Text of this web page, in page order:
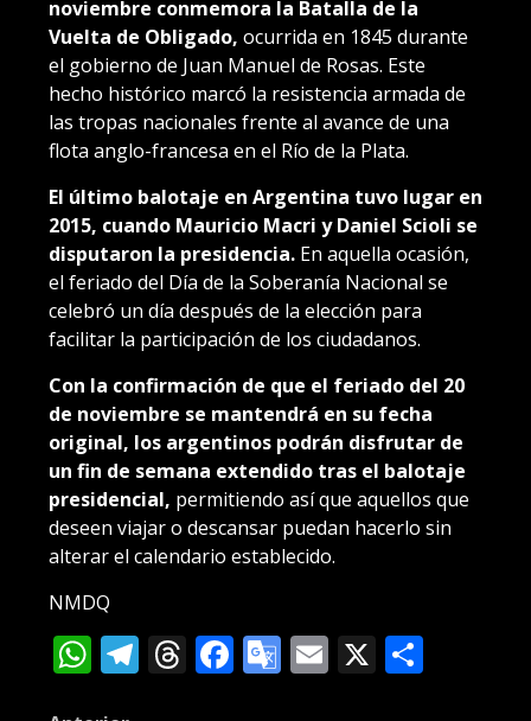
noviembre conmemora la Batalla de la
Vuelta de Obligado, ocurrida en 1845 durante
el gobierno de Juan Manuel de Rosas. Este
hecho histórico marcó la resistencia armada de
las tropas nacionales frente al avance de una
flota anglo-francesa en el Río de la Plata.
El último balotaje en Argentina tuvo lugar en
2015, cuando Mauricio Macri y Daniel Scioli se
disputaron la presidencia. En aquella ocasión,
el feriado del Día de la Soberanía Nacional se
celebró un día después de la elección para
facilitar la participación de los ciudadanos.
Con la confirmación de que el feriado del 20
de noviembre se mantendrá en su fecha
original, los argentinos podrán disfrutar de
un fin de semana extendido tras el balotaje
presidencial, permitiendo así que aquellos que
deseen viajar o descansar puedan hacerlo sin
alterar el calendario establecido.
NMDQ
WhatsApp
Telegram
Threads
Facebook
Google
Email
X